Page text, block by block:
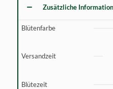
Zusätzliche
Blütenfarbe
Versandzeit
Blütezeit